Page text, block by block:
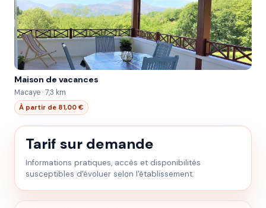
Maison de vacances
Macaye · 7,3 km
À partir de 81,00 €
Tarif sur demande
Informations pratiques, accès et disponibilités
susceptibles d'évoluer selon l'établissement.